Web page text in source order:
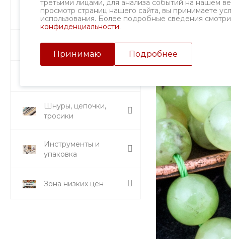
третьими лицами, для анализа событий на нашем
просмотр страниц нашего сайта, вы принимаете
использования. Более подробные сведения
конфиденциальности.
Принимаю Подробнее
Фурнитура
Подвески и кулоны
Шнуры, цепочки,
тросики
Инструменты и
упаковка
Зона низких цен